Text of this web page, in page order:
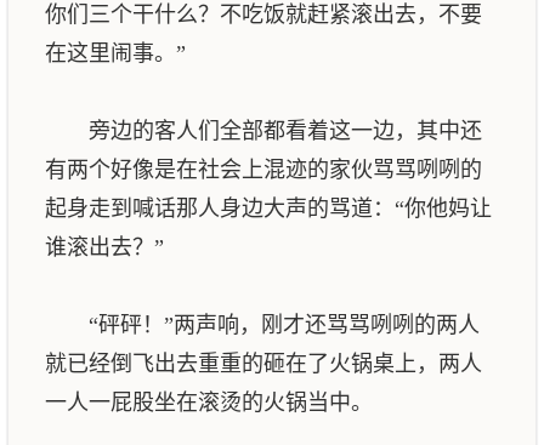
你们三个干什么？不吃饭就赶紧滚出去，不要
在这里闹事。”
旁边的客人们全部都看着这一边，其中还
有两个好像是在社会上混迹的家伙骂骂咧咧的
起身走到喊话那人身边大声的骂道：“你他妈让
谁滚出去？”
“砰砰！”两声响，刚才还骂骂咧咧的两人
就已经倒飞出去重重的砸在了火锅桌上，两人
一人一屁股坐在滚烫的火锅当中。